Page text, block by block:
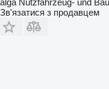
alga Nutzfahrzeug- und
Зв'язатися з продавцем